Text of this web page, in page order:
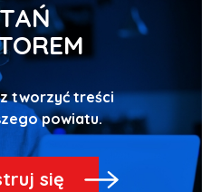
tworzyć treści
dotyczące naszego powiatu.
się